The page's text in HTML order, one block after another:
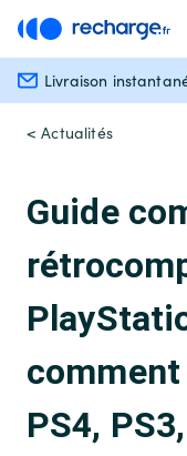
Livraison
< Actualités
Guide
PS4,